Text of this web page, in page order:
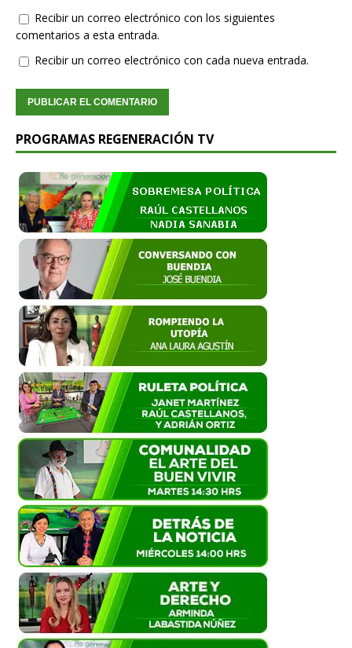
Recibir un correo electrónico con los siguientes
comentarios a esta entrada.
Recibir un correo electrónico con cada nueva entrada.
PROGRAMAS REGENERACIÓN TV